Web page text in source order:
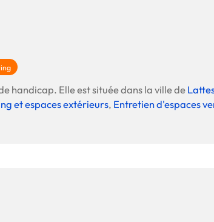
handicap. Elle est située dans la ville de
et espaces extérieurs, Entretien d'espaces